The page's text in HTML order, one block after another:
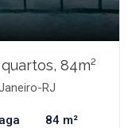
84m²
RJ
84 m²